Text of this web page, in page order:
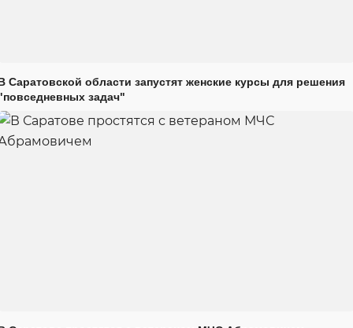
Саратовской области запустят женские курсы для решения
задач"